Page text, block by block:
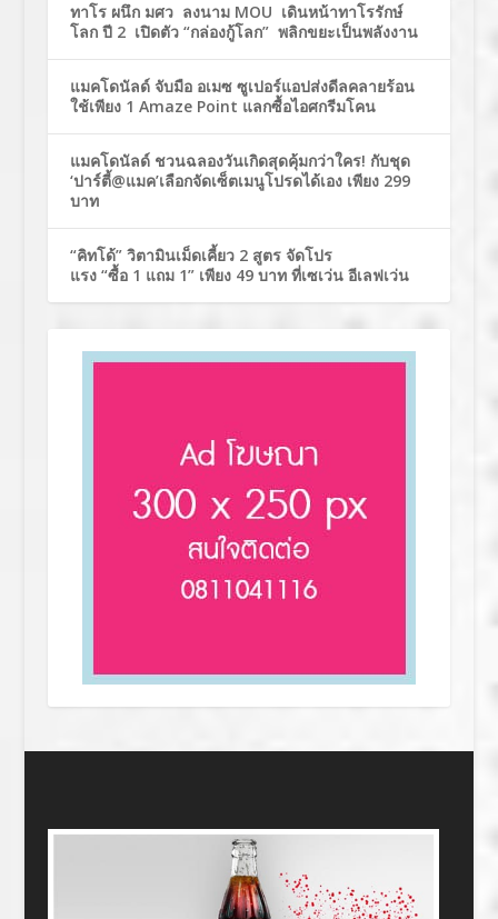
ทาโร ผนึก มศว ลงนาม MOU เดินหน้าทาโรรักษ์
โลก ปี 2 เปิดตัว “กล่องกู้โลก” พลิกขยะเป็นพลังงาน
แมคโดนัลด์ จับมือ อเมซ ซูเปอร์แอปส่งดีลคลายร้อน
ใช้เพียง 1 Amaze Point แลกซื้อไอศกรีมโคน
แมคโดนัลด์ ชวนฉลองวันเกิดสุดคุ้มกว่าใคร! กับชุด
‘ปาร์ตี้@แมค’เลือกจัดเซ็ตเมนูโปรดได้เอง เพียง 299
บาท
“คิทโด้” วิตามินเม็ดเคี้ยว 2 สูตร จัดโปร
แรง “ซื้อ 1 แถม 1” เพียง 49 บาท ที่เซเว่น อีเลฟเว่น